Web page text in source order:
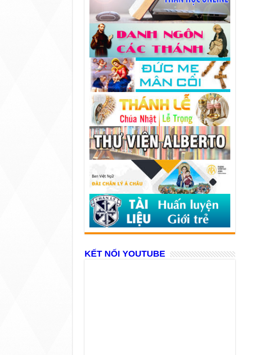
KẾT NỐI YOUTUBE